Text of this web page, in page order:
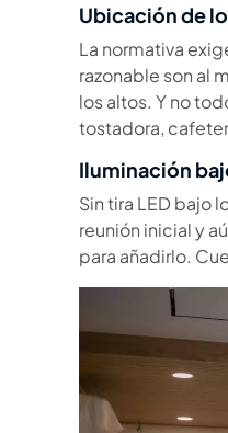
Ubicación de
La normativa
razonable son al
los altos. Y no
tostadora,
Iluminación
Sin tira LED bajo
reunión inicial y
para añadirlo.